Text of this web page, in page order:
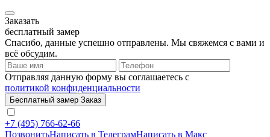
Заказать
бесплатный замер
Спасибо, данные успешно отправлены. Мы свяжемся с вами и
всё обсудим.
Отправляя данную форму вы соглашаетесь с
политикой конфиденциальности
Бесплатный замер Заказ
+7 (495) 766-62-66
ПозвонитьНаписать в ТелеграмНаписать в Макс